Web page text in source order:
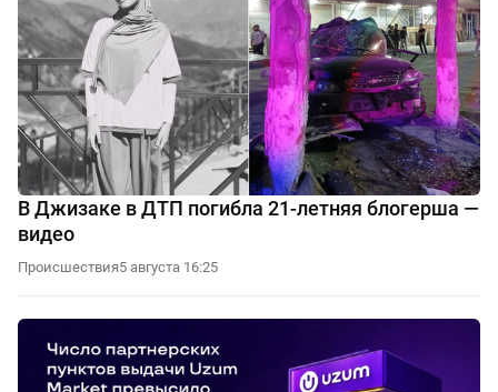
В Джизаке в ДТП погибла 21-летняя блогерша —
видео
Происшествия5 августа 16:25